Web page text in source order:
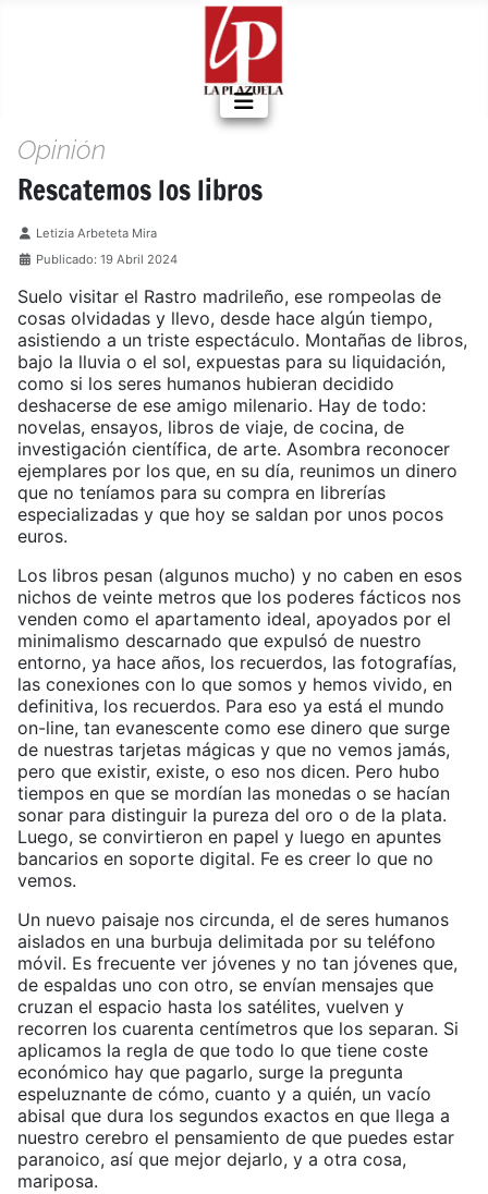
Opinión
Rescatemos los libros
Detalles
Letizia Arbeteta Mira
Publicado: 19 Abril 2024
Suelo visitar el Rastro madrileño, ese rompeolas de
cosas olvidadas y llevo, desde hace algún tiempo,
asistiendo a un triste espectáculo. Montañas de libros,
bajo la lluvia o el sol, expuestas para su liquidación,
como si los seres humanos hubieran decidido
deshacerse de ese amigo milenario. Hay de todo:
novelas, ensayos, libros de viaje, de cocina, de
investigación científica, de arte. Asombra reconocer
ejemplares por los que, en su día, reunimos un dinero
que no teníamos para su compra en librerías
especializadas y que hoy se saldan por unos pocos
euros.
Los libros pesan (algunos mucho) y no caben en esos
nichos de veinte metros que los poderes fácticos nos
venden como el apartamento ideal, apoyados por el
minimalismo descarnado que expulsó de nuestro
entorno, ya hace años, los recuerdos, las fotografías,
las conexiones con lo que somos y hemos vivido, en
definitiva, los recuerdos. Para eso ya está el mundo
on-line, tan evanescente como ese dinero que surge
de nuestras tarjetas mágicas y que no vemos jamás,
pero que existir, existe, o eso nos dicen. Pero hubo
tiempos en que se mordían las monedas o se hacían
sonar para distinguir la pureza del oro o de la plata.
Luego, se convirtieron en papel y luego en apuntes
bancarios en soporte digital. Fe es creer lo que no
vemos.
Un nuevo paisaje nos circunda, el de seres humanos
aislados en una burbuja delimitada por su teléfono
móvil. Es frecuente ver jóvenes y no tan jóvenes que,
de espaldas uno con otro, se envían mensajes que
cruzan el espacio hasta los satélites, vuelven y
recorren los cuarenta centímetros que los separan. Si
aplicamos la regla de que todo lo que tiene coste
económico hay que pagarlo, surge la pregunta
espeluznante de cómo, cuanto y a quién, un vacío
abisal que dura los segundos exactos en que llega a
nuestro cerebro el pensamiento de que puedes estar
paranoico, así que mejor dejarlo, y a otra cosa,
mariposa.